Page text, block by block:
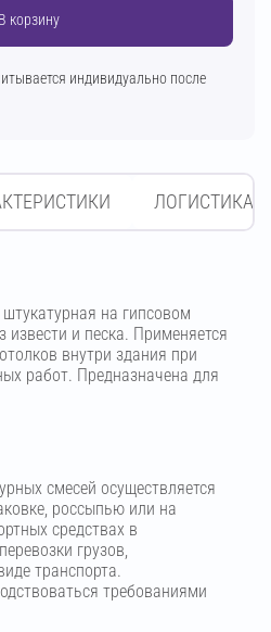
В корзину
индивидуально после
ЛОГИСТИКА
на гипсовом
и песка. Применяется
внутри здания при
работ. Предназначена для
смесей осуществляется
россыпью или на
средствах в
грузов,
транспорта.
требованиями